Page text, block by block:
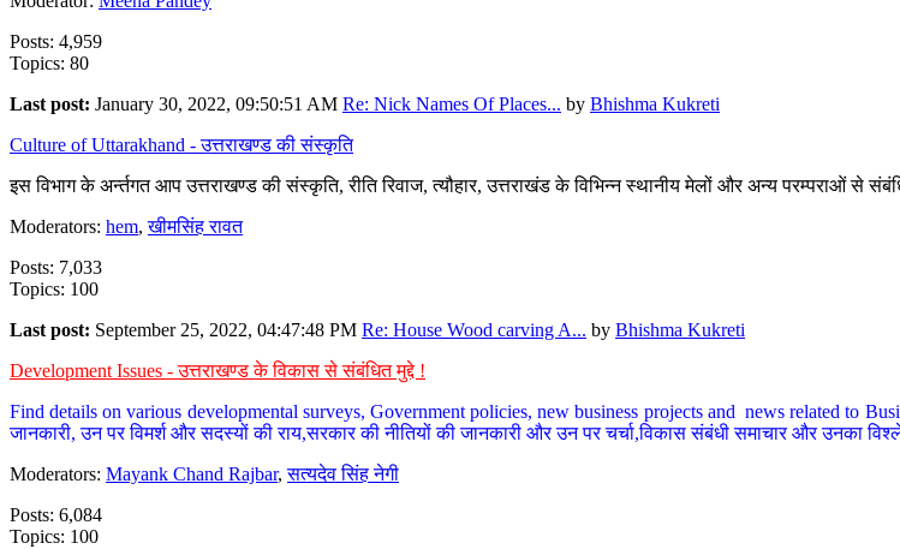
Posts: 4,959
Topics: 80
Last post: January 30, 2022, 09:50:51 AM Re: Nick Names Of Places... by Bhishma Kukreti
Culture of Uttarakhand - उत्तराखण्ड की संस्कृति
इस विभाग के अर्न्तगत आप उत्तराखण्ड की संस्कृति, रीति रिवाज, त्यौहार, उत्तराखंड के विभिन्न स्थानीय मेलों और अन्य परम्पराओं से
Moderators: hem,खीमसिंह रावत
Posts: 7,033
Topics: 100
Last post: September 25, 2022, 04:47:48 PM Re: House Wood carving A... by Bhishma Kukreti
Development Issues - उत्तराखण्ड के विकास से संबंधित मुद्दे !
Find details on various developmental surveys, Government policies, new business projects and news related to
जानकारी, उन पर विमर्श और सदस्यों की राय,सरकार की नीतियों की जानकारी और उन पर चर्चा,विकास संबंधी समाचार और उनका
Moderators: Mayank Chand Rajbar,सत्यदेव सिंह नेगी
Posts: 6,084
Topics: 100